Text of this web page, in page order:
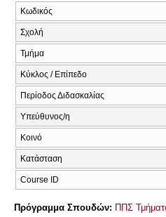
Κωδικός
Σχολή
Τμήμα
Κύκλος / Επίπεδο
Περίοδος Διδασκαλίας
Υπεύθυνος/η
Κοινό
Κατάσταση
Course ID
Πρόγραμμα Σπουδών: ΠΠΣ